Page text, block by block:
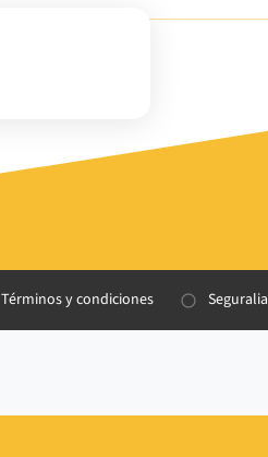
Términos y condiciones Seguralia